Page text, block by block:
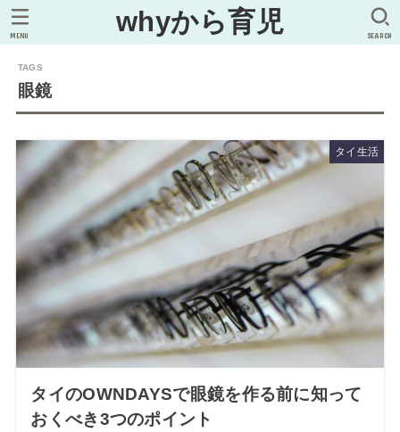
whyから育児 SEARCH
MENU
眼鏡
タイ生活
タイのOWNDAYSで眼鏡を作る前に知って
おくべき3つのポイント